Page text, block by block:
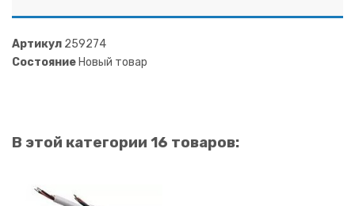
Артикул 259274
СостояниеНовый товар
В этой категории 16 товаров: